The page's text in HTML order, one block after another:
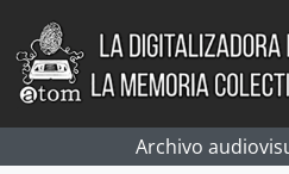
Skip to main content
Archivo